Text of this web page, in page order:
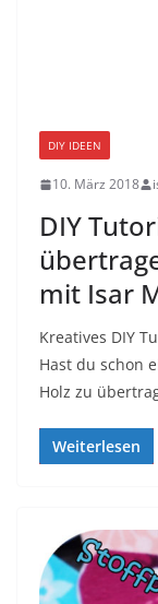
DIY IDEEN
10. März 2018
DIY
mit Isar
Kreatives DIY
Hast du schon
Holz zu
Weiterlesen